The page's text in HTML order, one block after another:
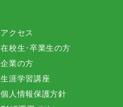
アクセス
在校生･卒業生の方
企業の方
生涯学習講座
個人情報保護方針